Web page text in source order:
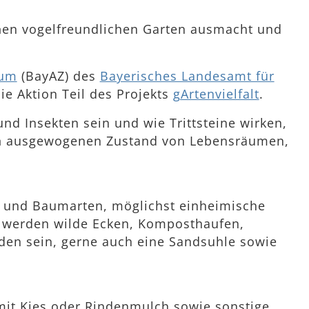
vogelfreundlichen Garten ausmacht und
(BayAZ) des Bayerisches Landesamt für
Aktion Teil des Projekts gArtenvielfalt.
Insekten sein und wie Trittsteine wirken,
Zustand von Lebensräumen,
Baumarten, möglichst einheimische
wilde Ecken, Komposthaufen,
sein, gerne auch eine Sandsuhle sowie